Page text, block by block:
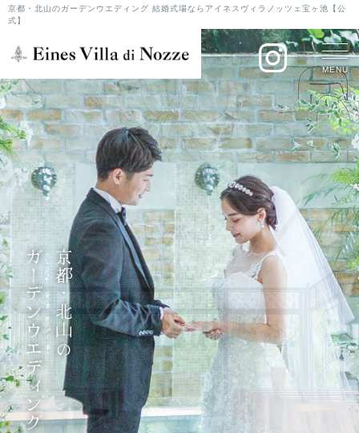
京都・北山のガーデンウエディング 結婚式場ならアイネスヴィラノッツェ宝ヶ池【公
式】
MENU
京都・北山の
ガーデンウエディング